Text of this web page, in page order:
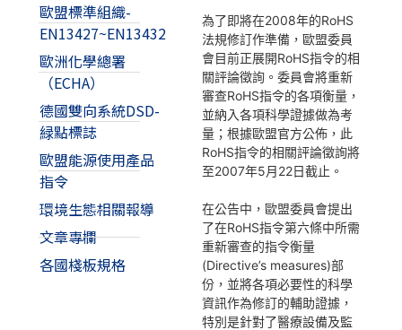
歐盟標準組織-
EN13427~EN13432
歐洲化學總署
（ECHA）
德國雙向系統DSD-
緑點標誌
歐盟能源使用產品
指令
環境生態相關報導
文章專欄
各國棧板規格
為了即將在2008年的RoHS
法規修訂作準備，歐盟委員
會目前正展開RoHS指令的相
關評論徵詢。委員會將重新
審查RoHS指令的各項衡量，
並納入各項科學證據做為考
量；根據歐盟官方公佈，此
RoHS指令的相關評論徵詢將
至2007年5月22日截止。
在公告中，歐盟委員會提出
了在RoHS指令第六條中所需
重新審查的指令衡量
(Directive’s measures)部
份，並將各項必要性的科學
資訊作為修訂的輔助證據，
特別是針對了醫療設備及監